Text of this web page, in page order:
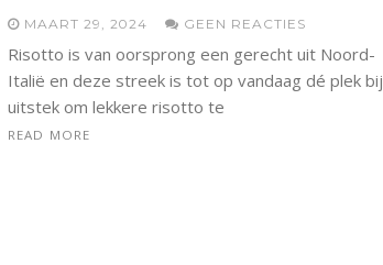
MAART 29, 2024 GEEN REACTIES
Risotto is van oorsprong een gerecht uit Noord-
Italië en deze streek is tot op vandaag dé plek bij
uitstek om lekkere risotto te
READ MORE